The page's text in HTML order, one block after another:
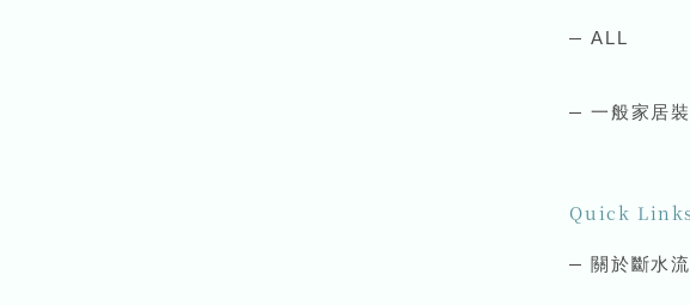
ALL
一般家居
Quick
關於斷水流